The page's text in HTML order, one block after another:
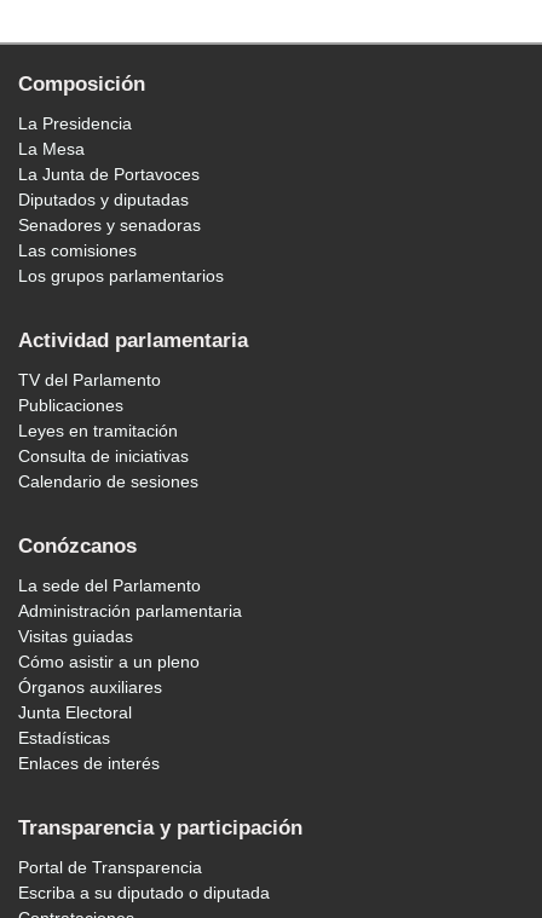
Composición
La Presidencia
La Mesa
La Junta de Portavoces
Diputados y diputadas
Senadores y senadoras
Las comisiones
Los grupos parlamentarios
Actividad parlamentaria
TV del Parlamento
Publicaciones
Leyes en tramitación
Consulta de iniciativas
Calendario de sesiones
Conózcanos
La sede del Parlamento
Administración parlamentaria
Visitas guiadas
Cómo asistir a un pleno
Órganos auxiliares
Junta Electoral
Estadísticas
Enlaces de interés
Transparencia y participación
Portal de Transparencia
Escriba a su diputado o diputada